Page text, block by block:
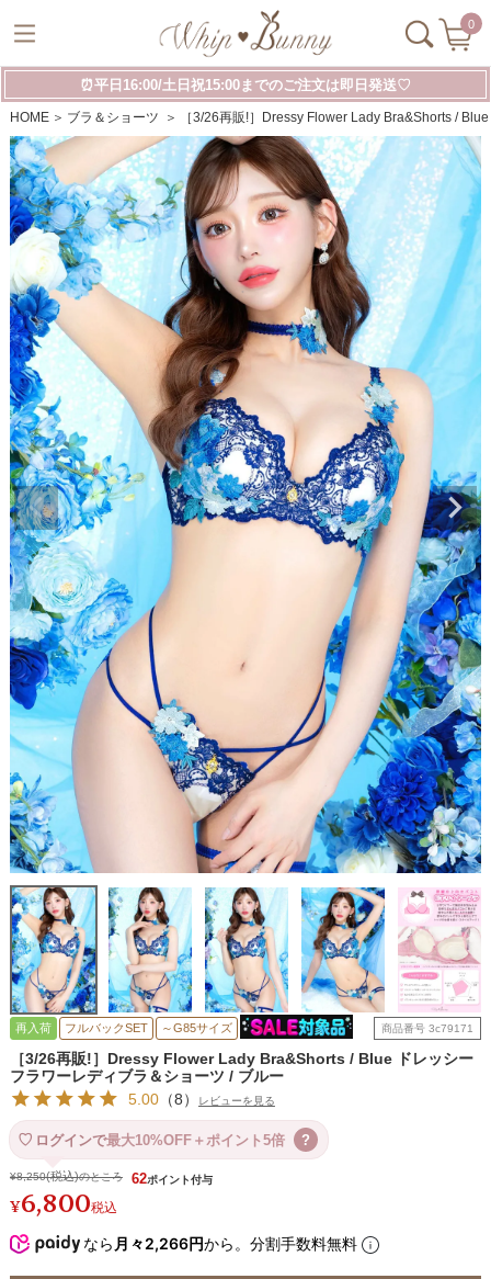
0
⏰平日16:00/土日祝15:00までのご注文は即日発送♡
HOME ブラ＆ショーツ ［3/26再販!］Dressy Flower Lady Bra&Shorts /
再入荷 フルバックSET ～G85サイズ 商品番号 3c79171
［3/26再販!］Dressy Flower Lady Bra&Shorts / Blue ドレッシー
フラワーレディブラ＆ショーツ / ブルー
5.00（8） レビューを見る
ログインで最大10%OFF＋ポイント5倍 ?
¥8,250 のところ
¥6,800税込
62
なら 月々2,266円から。分割手数料無料